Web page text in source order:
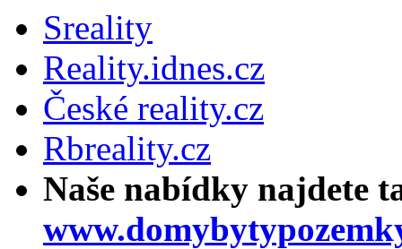
Sreality
Reality.idnes.cz
České reality.cz
Rbreality.cz
Naše nabídky najdete